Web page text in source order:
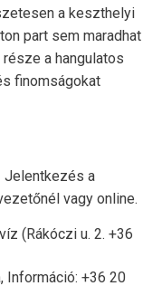
a keszthelyi
part sem maradhat
a hangulatos
finomságokat
a
vagy online.
(Rákóczi u. 2. +36
Információ: +36 20